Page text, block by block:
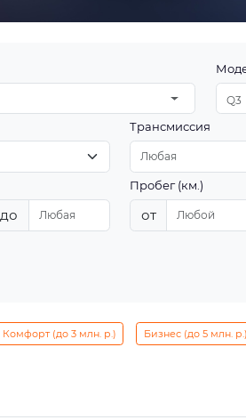
Q3
Трансмиссия
до
Пробег (км.)
от
Комфорт (до 3 млн. р.) Бизнес (до 5 млн. р.)